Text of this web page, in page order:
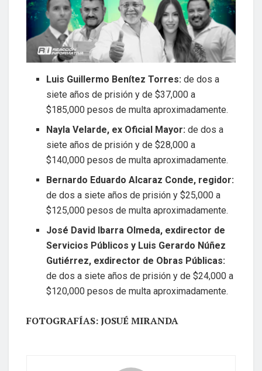
Luis Guillermo Benítez Torres: de dos a
siete años de prisión y de $37,000 a
$185,000 pesos de multa aproximadamente.
Nayla Velarde, ex Oficial Mayor: de dos a
siete años de prisión y de $28,000 a
$140,000 pesos de multa aproximadamente.
Bernardo Eduardo Alcaraz Conde, regidor:
de dos a siete años de prisión y $25,000 a
$125,000 pesos de multa aproximadamente.
José David Ibarra Olmeda, exdirector de
Servicios Públicos y Luis Gerardo Núñez
Gutiérrez, exdirector de Obras Públicas:
de dos a siete años de prisión y de $24,000 a
$120,000 pesos de multa aproximadamente.
FOTOGRAFÍAS: JOSUÉ MIRANDA